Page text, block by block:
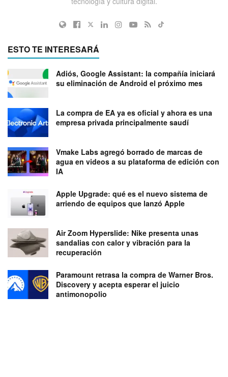
ESTO TE INTERESARÁ
Adiós, Google Assistant: la compañía iniciará
su eliminación de Android el próximo mes
La compra de EA ya es oficial y ahora es una
empresa privada principalmente saudí
Vmake Labs agregó borrado de marcas de
agua en videos a su plataforma de edición con
IA
Apple Upgrade: qué es el nuevo sistema de
arriendo de equipos que lanzó Apple
Air Zoom Hyperslide: Nike presenta unas
sandalias con calor y vibración para la
recuperación
Paramount retrasa la compra de Warner Bros.
Discovery y acepta esperar el juicio
antimonopolio